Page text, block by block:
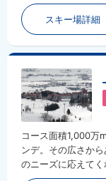
スキー場詳細
コース面積1,000万
ンデ。その広さか
のニーズに応えてく